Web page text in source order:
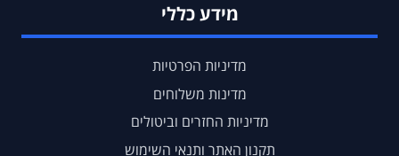
מידע כללי
מדיניות הפרטיות
מדינות משלוחים
מדיניות החזרים וביטולים
תקנון האתר ותנאי השימוש